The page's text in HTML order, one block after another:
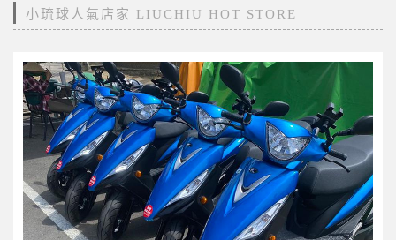
小琉球人氣店家 LIUCHIU HOT STORE